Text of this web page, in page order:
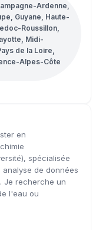
Ardenne,
Guyane, Haute-
Roussillon,
Midi-
de la Loire,
Alpes-Côte
en
spécialisée
de données
Je recherche un
l'eau ou